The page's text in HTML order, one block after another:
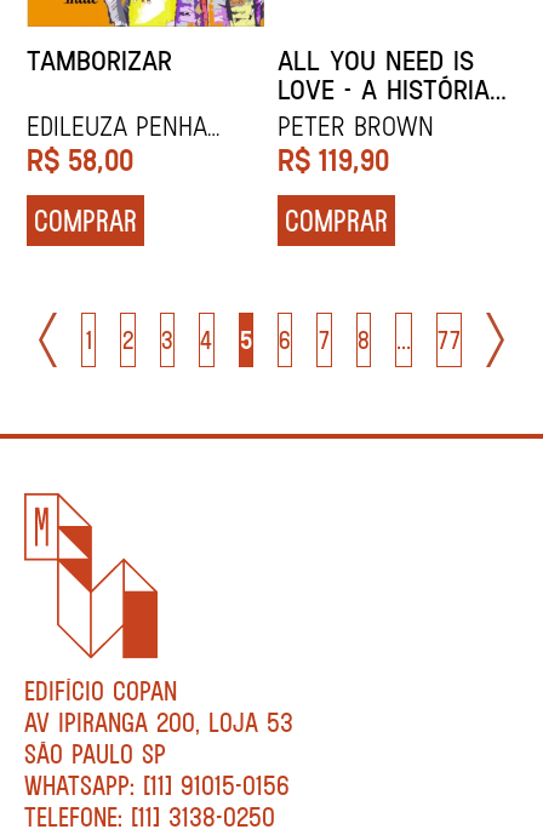
TAMBORIZAR
Edileuza Penha
Souza
R$ 58,00
COMPRAR
ALL YOU NEED IS
LOVE - A HISTÓRIA
ORAL DO FIM DOS
BEATLES
Peter Brown
R$ 119,90
COMPRAR
1 2 3 4 5 6 7 8 ... 77
EDIFÍCIO COPAN
AV IPIRANGA 200, LOJA 53
SÃO PAULO SP
WHATSAPP: [11] 91015-0156
TELEFONE: [11] 3138-0250